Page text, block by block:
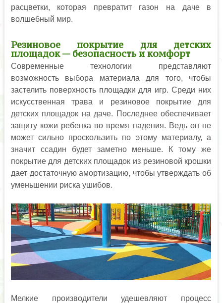
расцветки, которая превратит газон на даче в
волшебный мир.
Резиновое покрытие для детских
площадок — безопасность и комфорт
Современные технологии представляют
возможность выбора материала для того, чтобы
застелить поверхность площадки для игр. Среди них
искусственная трава и резиновое покрытие для
детских площадок на даче. Последнее обеспечивает
защиту кожи ребенка во время падения. Ведь он не
может сильно проскользить по этому материалу, а
значит ссадин будет заметно меньше. К тому же
покрытие для детских площадок из резиновой крошки
дает достаточную амортизацию, чтобы утверждать об
уменьшении риска ушибов.
Мелкие производители удешевляют процесс